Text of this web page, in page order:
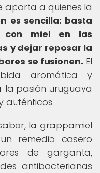
aporta a quienes la
es sencilla: basta
con miel en las
y dejar reposar la
se fusionen. El
aromática y
la pasión uruguaya
auténticos.
la grappamiel
remedio casero
de garganta,
antibacterianas